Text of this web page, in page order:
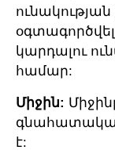
կարդալու
համար:
Միջին:
է: